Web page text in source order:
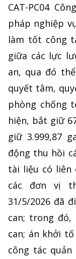
CAT-PC04
pháp nghiệp
làm tốt công
giữa các lực
an, qua đó
quyết tâm,
phòng chống
hiện, bắt giữ
giữ 3.999,87
động thu hồi
tài liệu có liên
các đơn vị
31/5/2026 đã
can; trong đó,
can; án khởi
công tác